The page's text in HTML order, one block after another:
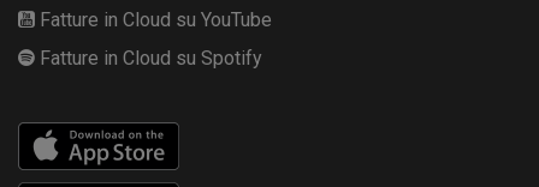
Fatture in Cloud su YouTube
Fatture in Cloud su Spotify